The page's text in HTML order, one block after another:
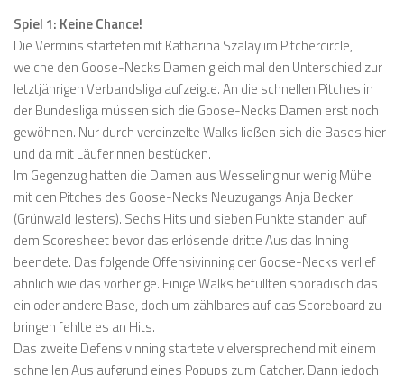
Spiel 1: Keine Chance!
Die Vermins starteten mit Katharina Szalay im Pitchercircle,
welche den Goose-Necks Damen gleich mal den Unterschied zur
letztjährigen Verbandsliga aufzeigte. An die schnellen Pitches in
der Bundesliga müssen sich die Goose-Necks Damen erst noch
gewöhnen. Nur durch vereinzelte Walks ließen sich die Bases hier
und da mit Läuferinnen bestücken.
Im Gegenzug hatten die Damen aus Wesseling nur wenig Mühe
mit den Pitches des Goose-Necks Neuzugangs Anja Becker
(Grünwald Jesters). Sechs Hits und sieben Punkte standen auf
dem Scoresheet bevor das erlösende dritte Aus das Inning
beendete. Das folgende Offensivinning der Goose-Necks verlief
ähnlich wie das vorherige. Einige Walks befüllten sporadisch das
ein oder andere Base, doch um zählbares auf das Scoreboard zu
bringen fehlte es an Hits.
Das zweite Defensivinning startete vielversprechend mit einem
schnellen Aus aufgrund eines Popups zum Catcher. Dann jedoch